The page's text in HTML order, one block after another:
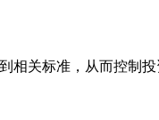
相关标准，从而控制